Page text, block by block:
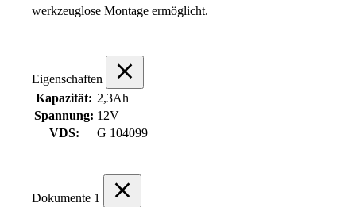
werkzeuglose Montage ermöglicht.
Eigenschaften
Kapazität: 2,3Ah
Spannung: 12V
VDS:
G 104099
Dokumente 1